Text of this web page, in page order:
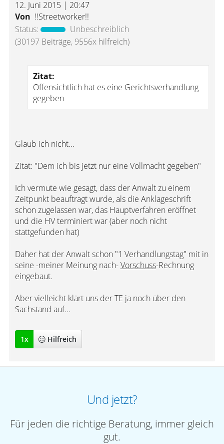
12. Juni 2015 | 20:47
Von !!Streetworker!!
Status:
Unbeschreiblich
(30197 Beiträge, 9556x hilfreich)
Zitat:
Offensichtlich hat es eine Gerichtsverhandlung
gegeben
Glaub ich nicht...
Zitat: "Dem ich bis jetzt nur eine Vollmacht gegeben"
Ich vermute wie gesagt, dass der Anwalt zu einem
Zeitpunkt beauftragt wurde, als die Anklageschrift
schon zugelassen war, das Hauptverfahren eröffnet
und die HV terminiert war (aber noch nicht
stattgefunden hat)
Daher hat der Anwalt schon "1 Verhandlungstag" mit in
seine -meiner Meinung nach-Vorschuss-Rechnung
eingebaut.
Aber vielleicht klärt uns der TE ja noch über den
Sachstand auf...
1x Hilfreich
Und jetzt?
Für jeden die richtige Beratung, immer gleich
gut.